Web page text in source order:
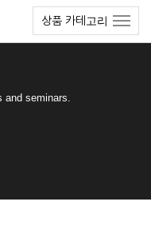
상품 카테고리
and seminars.